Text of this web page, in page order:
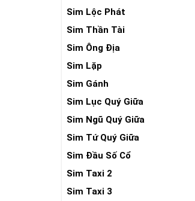
Sim Lộc Phát
Sim Thần Tài
Sim Ông Địa
Sim Lặp
Sim Gánh
Sim Lục Quý Giữa
Sim Ngũ Quý Giữa
Sim Tứ Quý Giữa
Sim Đầu Số Cổ
Sim Taxi 2
Sim Taxi 3